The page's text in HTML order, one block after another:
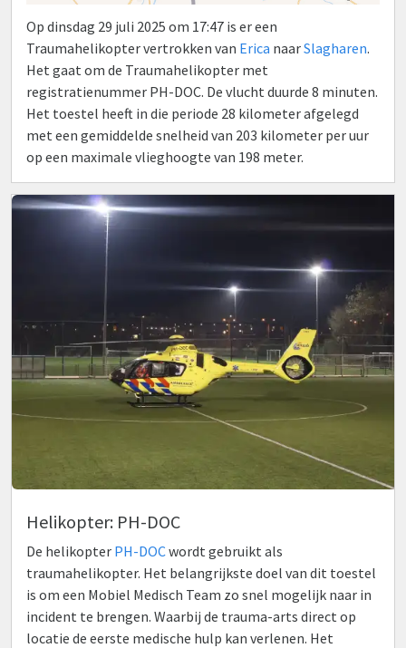
Op dinsdag 29 juli 2025 om 17:47 is er een
Traumahelikopter vertrokken van Erica naarSlagharen.
Het gaat om de Traumahelikopter met
registratienummer PH-DOC. De vlucht duurde 8 minuten.
Het toestel heeft in die periode 28 kilometer afgelegd
met een gemiddelde snelheid van 203 kilometer per uur
op een maximale vlieghoogte van 198 meter.
Helikopter: PH-DOC
De helikopter PH-DOCwordt gebruikt als
traumahelikopter. Het belangrijkste doel van dit toestel
is om een Mobiel Medisch Team zo snel mogelijk naar in
incident te brengen. Waarbij de trauma-arts direct op
locatie de eerste medische hulp kan verlenen. Het